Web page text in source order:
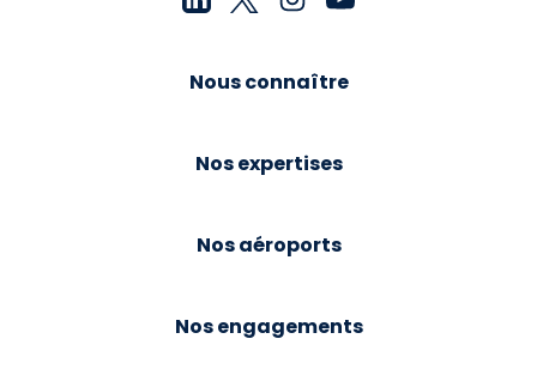
Nous connaître
Nos expertises
Nos aéroports
Nos engagements